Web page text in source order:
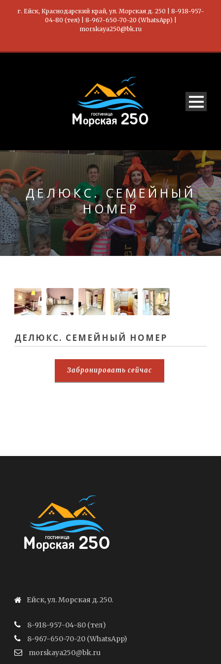
г. Ейск, Краснодарский край, ул. Морская д. 250 | 8-918-957-
04-80 (тел) | 8-967-650-70-20 (WhatsApp) |
morskaya250@bk.ru
ДЕЛЮКС. СЕМЕЙНЫЙ
НОМЕР
ДЕЛЮКС. СЕМЕЙНЫЙ НОМЕР
Забронировать сейчас
Ейск, ул. Морская д. 250.
8-918-957-04-80 (тел)
8-967-650-70-20 (WhatsApp)
morskaya250@bk.ru